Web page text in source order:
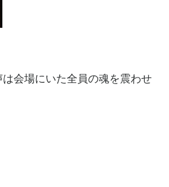
会場にいた全員の魂を震わせ